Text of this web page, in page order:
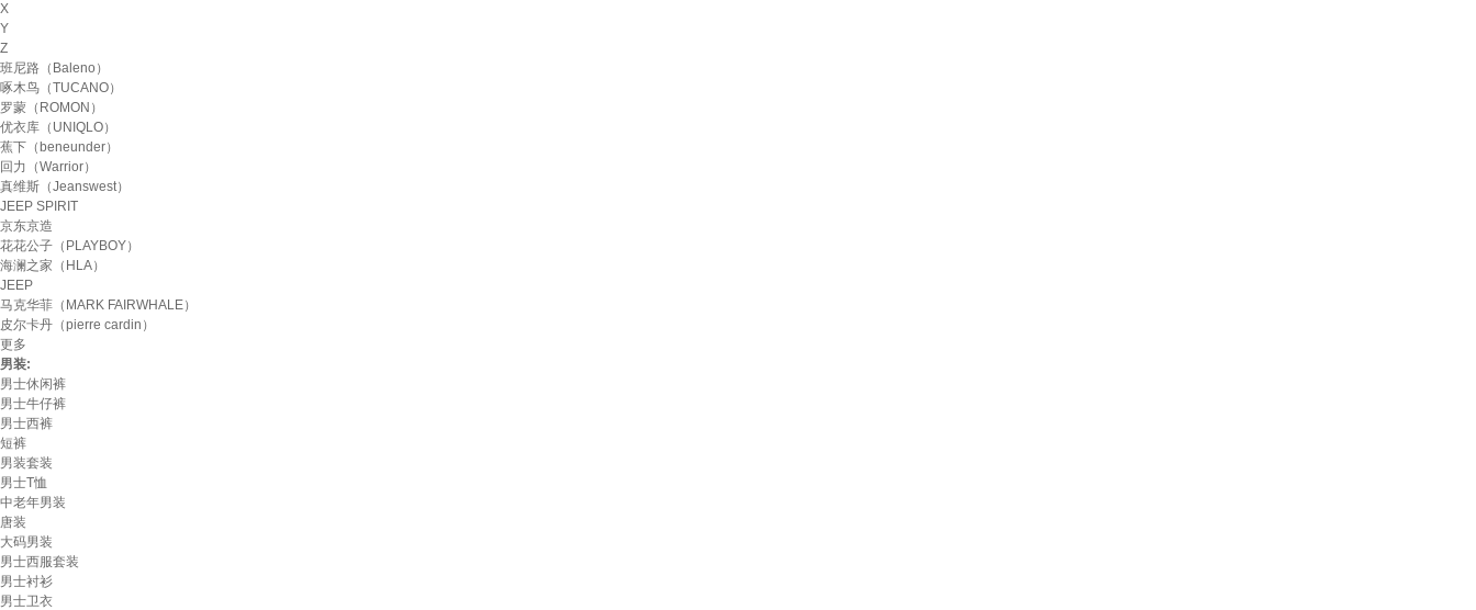
X
Y
Z
班尼路（Baleno）
啄木鸟（TUCANO）
罗蒙（ROMON）
优衣库（UNIQLO）
蕉下（beneunder）
回力（Warrior）
真维斯（Jeanswest）
JEEP SPIRIT
京东京造
花花公子（PLAYBOY）
海澜之家（HLA）
JEEP
马克华菲（MARK FAIRWHALE）
皮尔卡丹（pierre cardin）
更多
男装:
男士休闲裤
男士牛仔裤
男士西裤
短裤
男装套装
男士T恤
中老年男装
唐装
大码男装
男士西服套装
男士衬衫
男士卫衣